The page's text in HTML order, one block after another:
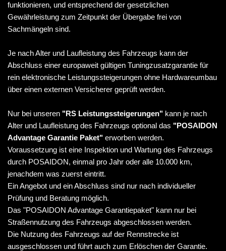
funktionieren, und entsprechend der gesetzlichen
Gewährleistung zum Zeitpunkt der Übergabe frei von
Sachmängeln sind.
Je nach Alter und Laufleistung des Fahrzeugs kann der
Abschluss einer europaweit gültigen Tuningzusatzgarantie für
rein elektronische Leistungssteigerungen ohne Hardwareumbau
über einen externen Versicherer geprüft werden.
Nur bei unseren "RS Leistungssteigerungen" kann je nach
Alter und Laufleistung des Fahrzeugs optional das "POSAIDON
Advantage Garantie Paket" erworben werden.
Voraussetzung ist eine Inspektion und Wartung des Fahrzeugs
durch POSAIDON, einmal pro Jahr oder alle 10.000 km,
jenachdem was zuerst eintritt.
Ein Angebot und ein Abschluss sind nur nach individueller
Prüfung und Beratung möglich.
Das "POSAIDON Advantage Garantiepaket" kann nur bei
Straßennutzung des Fahrzeugs abgeschlossen werden.
Die Nutzung des Fahrzeugs auf der Rennstrecke ist
ausgeschlossen und führt auch zum Erlöschen der Garantie.